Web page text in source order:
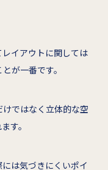
イアウトに関しては
が一番です。
ではなく立体的な空
す。
は気づきにくいポイ